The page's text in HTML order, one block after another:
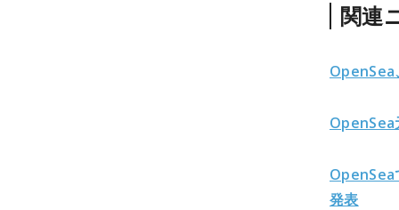
関連
OpenSea
OpenSea
OpenSea
発表